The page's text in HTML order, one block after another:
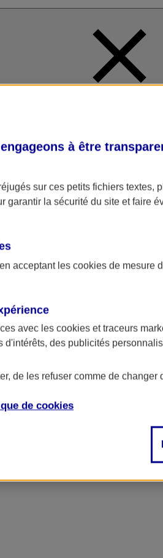
à être
sur ces petits fichiers textes,
garantir la sécurité du site et faire
acceptant les cookies de mesure
avec les cookies et traceurs
d'intérêts, des publicités
de les refuser comme de changer
de cookies